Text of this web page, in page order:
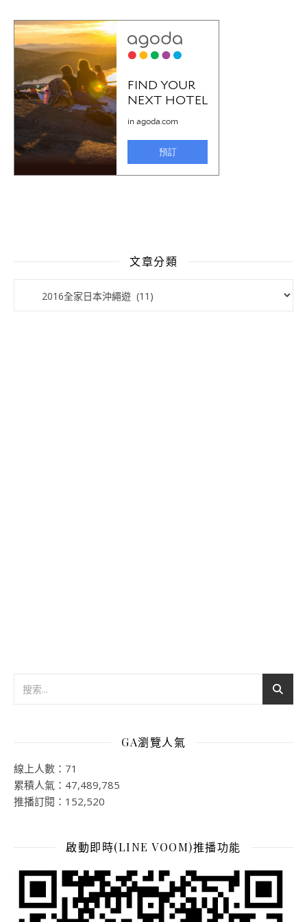
文章分類
GA瀏覽人氣
線上人數：71
累積人氣：47,489,785
推播訂閱：152,520
啟動即時(LINE VOOM)推播功能